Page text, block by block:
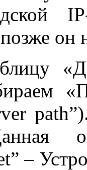
IP
он
path
” –